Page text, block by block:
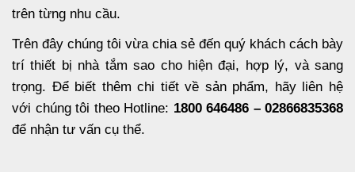
trên từng nhu cầu.
Trên đây chúng tôi vừa chia sẻ đến quý khách cách bày
trí thiết bị nhà tắm sao cho hiện đại, hợp lý, và sang
trọng. Để biết thêm chi tiết về sản phẩm, hãy liên hệ
với chúng tôi theo Hotline: 1800 646486 – 02866835368
để nhận tư vấn cụ thể.